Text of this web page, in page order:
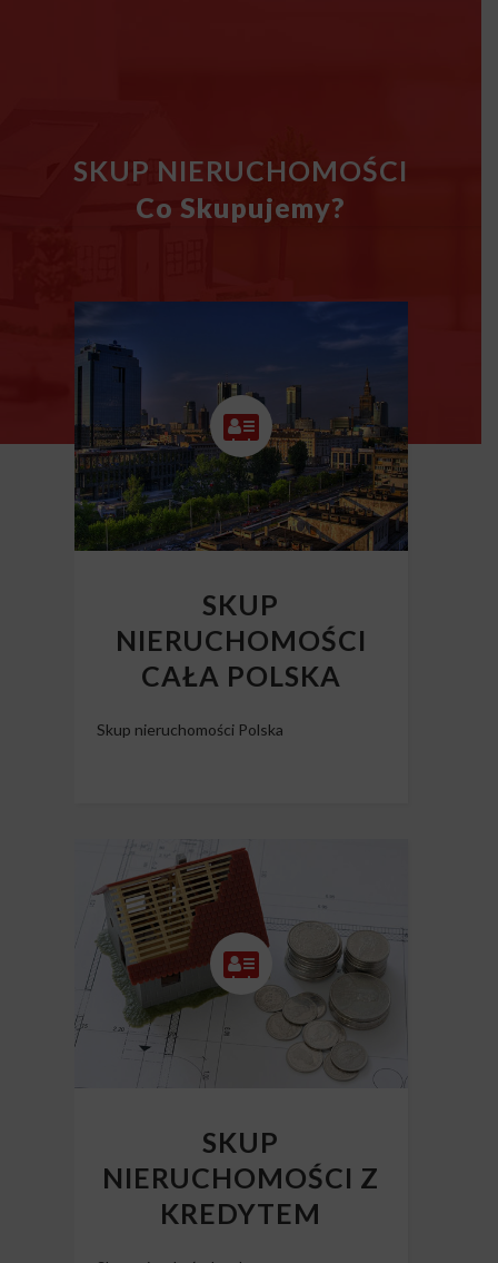
SKUP NIERUCHOMOŚCI
Co Skupujemy?
SKUP
NIERUCHOMOŚCI
CAŁA POLSKA
Skup nieruchomości Polska
SKUP
NIERUCHOMOŚCI Z
KREDYTEM